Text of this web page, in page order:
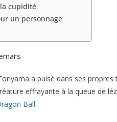
cupidité
un personnage
a puisé dans ses
effrayante à la queue de
Ball.